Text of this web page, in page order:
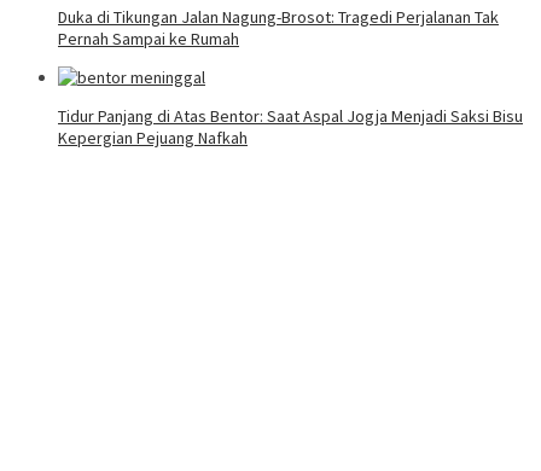
Duka di Tikungan Jalan Nagung-Brosot: Tragedi Perjalanan Tak
Pernah Sampai ke Rumah
Tidur Panjang di Atas Bentor: Saat Aspal Jogja Menjadi Saksi Bisu
Kepergian Pejuang Nafkah